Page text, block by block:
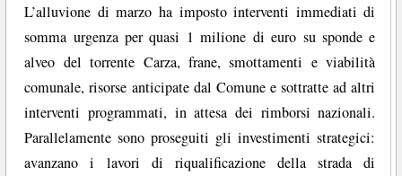
L’alluvione di marzo ha imposto interventi immediati di
somma urgenza per quasi 1 milione di euro su sponde e
alveo del torrente Carza, frane, smottamenti e viabilità
comunale, risorse anticipate dal Comune e sottratte ad altri
interventi programmati, in attesa dei rimborsi nazionali.
Parallelamente sono proseguiti gli investimenti strategici:
avanzano i lavori di riqualificazione della strada di